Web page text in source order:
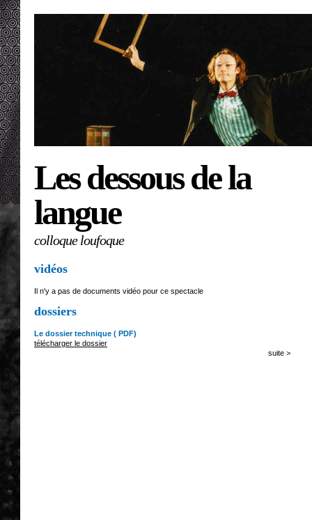
Les dessous de la
langue
colloque loufoque
vidéos
Il n'y a pas de documents vidéo pour ce spectacle
dossiers
Le dossier technique ( PDF)
télécharger le dossier
suite >